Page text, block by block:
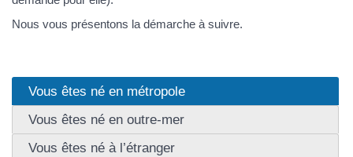
Nous vous présentons la démarche à suivre.
Vous êtes né en métropole
Vous êtes né en outre-mer
Vous êtes né à l’étranger